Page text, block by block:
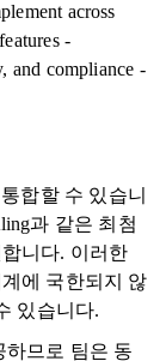
across
-
and compliance -
합할 수 있습니
과 같은 최첨
니다. 이러한
에 국한되지 않
있습니다.
하므로 팀은 동